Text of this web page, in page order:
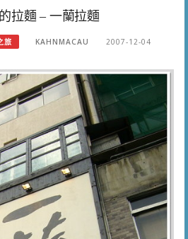
拉麵 – 一蘭拉麵
旅 KAHNMACAU 2007-12-04